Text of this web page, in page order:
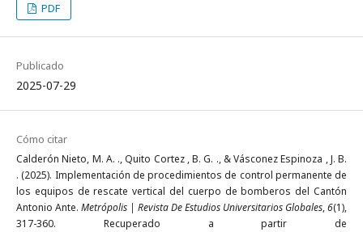
PDF
Publicado
2025-07-29
Cómo citar
Calderón Nieto, M. A. ., Quito Cortez , B. G. ., & Vásconez Espinoza , J. B.
. (2025). Implementación de procedimientos de control permanente de
los equipos de rescate vertical del cuerpo de bomberos del Cantón
Antonio Ante. Metrópolis | Revista De Estudios Universitarios Globales,6(1),
317-360. Recuperado a partir de